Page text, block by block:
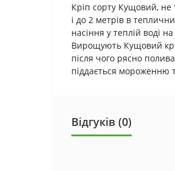
Кріп сорту Кущовий, не
і до 2 метрів в
насіння у теплій воді
Вирощують Кущовий
після чого рясно
піддається мороженню
Відгуків (0)